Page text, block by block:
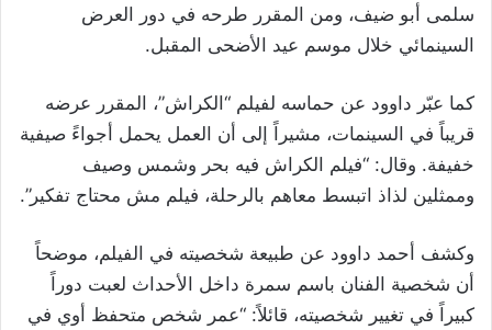
سلمى أبو ضيف، ومن المقرر طرحه في دور العرض
السينمائي خلال موسم عيد الأضحى المقبل.
كما عبّر داوود عن حماسه لفيلم “الكراش”، المقرر عرضه
قريباً في السينمات، مشيراً إلى أن العمل يحمل أجواءً صيفية
خفيفة. وقال: “فيلم الكراش فيه بحر وشمس وصيف
وممثلين لذاذ اتبسط معاهم بالرحلة، فيلم مش محتاج تفكير”.
وكشف أحمد داوود عن طبيعة شخصيته في الفيلم، موضحاً
أن شخصية الفنان باسم سمرة داخل الأحداث لعبت دوراً
كبيراً في تغيير شخصيته، قائلاً: “عمر شخص متحفظ أوي في